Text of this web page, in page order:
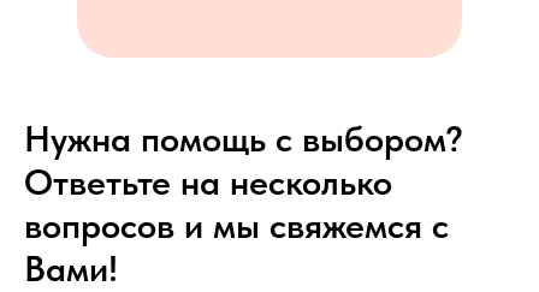
Нужна помощь с выбором?
Ответьте на несколько
вопросов и мы свяжемся с
Вами!